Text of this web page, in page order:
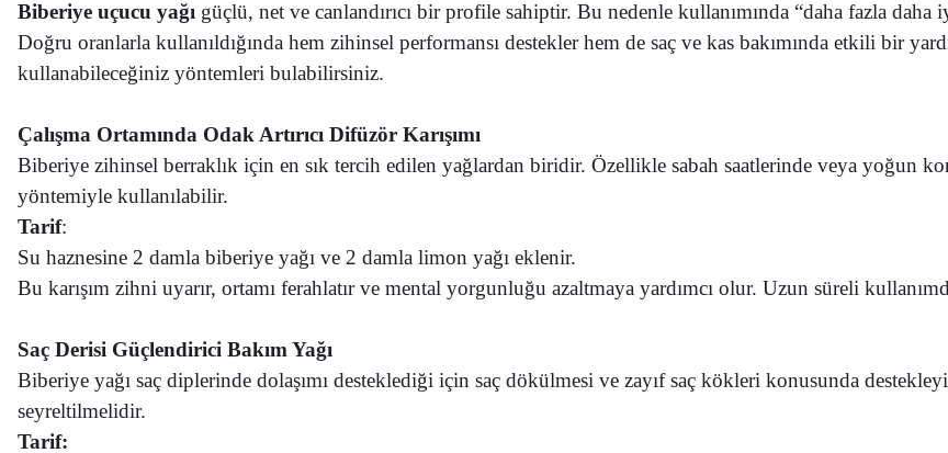
Biberiye uçucu yağı güçlü, net ve canlandırıcı bir profile sahiptir. Bu nedenle kullanımında “daha fazla
Doğru oranlarla kullanıldığında hem zihinsel performansı destekler hem de saç ve kas bakımında etkili bir
kullanabileceğiniz yöntemleri bulabilirsiniz.
Çalışma Ortamında Odak Artırıcı Difüzör Karışımı
Biberiye zihinsel berraklık için en sık tercih edilen yağlardan biridir. Özellikle sabah saatlerinde veya yoğun
yöntemiyle kullanılabilir.
Tarif:
Su haznesine 2 damla biberiye yağı ve 2 damla limon yağı eklenir.
Bu karışım zihni uyarır, ortamı ferahlatır ve mental yorgunluğu azaltmaya yardımcı olur. Uzun süreli
Saç Derisi Güçlendirici Bakım Yağı
Biberiye yağı saç diplerinde dolaşımı desteklediği için saç dökülmesi ve zayıf saç kökleri konusunda
seyreltilmelidir.
Tarif: